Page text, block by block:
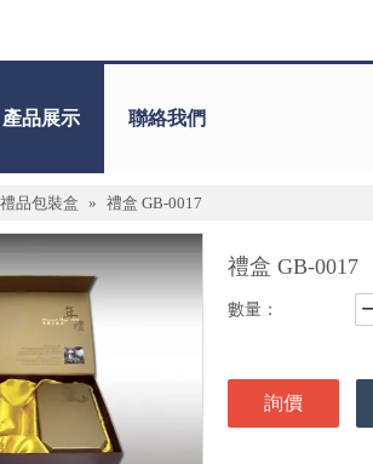
產品展示 聯絡我們
禮品包裝盒 » 禮盒 GB-0017
禮盒 GB-0017
數量：
詢價